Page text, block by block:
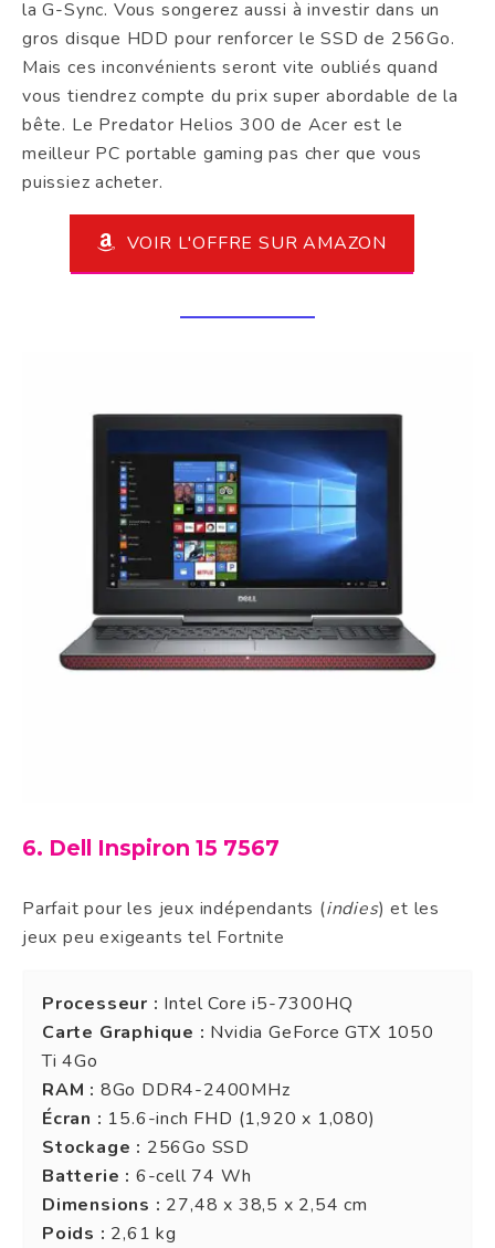
la G-Sync. Vous songerez aussi à investir dans un
gros disque HDD pour renforcer le SSD de 256Go.
Mais ces inconvénients seront vite oubliés quand
vous tiendrez compte du prix super abordable de la
bête. Le Predator Helios 300 de Acer est le
meilleur PC portable gaming pas cher que vous
puissiez acheter.
VOIR L'OFFRE SUR AMAZON
6. Dell Inspiron 15 7567
Parfait pour les jeux indépendants (indies) et les
jeux peu exigeants tel Fortnite
Processeur : Intel Core i5-7300HQ
Carte Graphique : Nvidia GeForce GTX 1050
Ti 4Go
RAM : 8Go DDR4-2400MHz
Écran : 15.6-inch FHD (1,920 x 1,080)
Stockage : 256Go SSD
Batterie : 6-cell 74 Wh
Dimensions : 27,48 x 38,5 x 2,54 cm
Poids : 2,61 kg